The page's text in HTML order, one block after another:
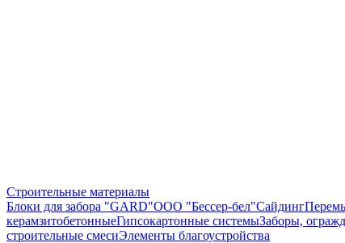
Строительные материалы
Блоки для забора "GARD"ООО "Бессер-бел"Сайдинг
керамзитобетонныеГипсокартонные системыЗаборы,
строительные смесиЭлементы благоустройства